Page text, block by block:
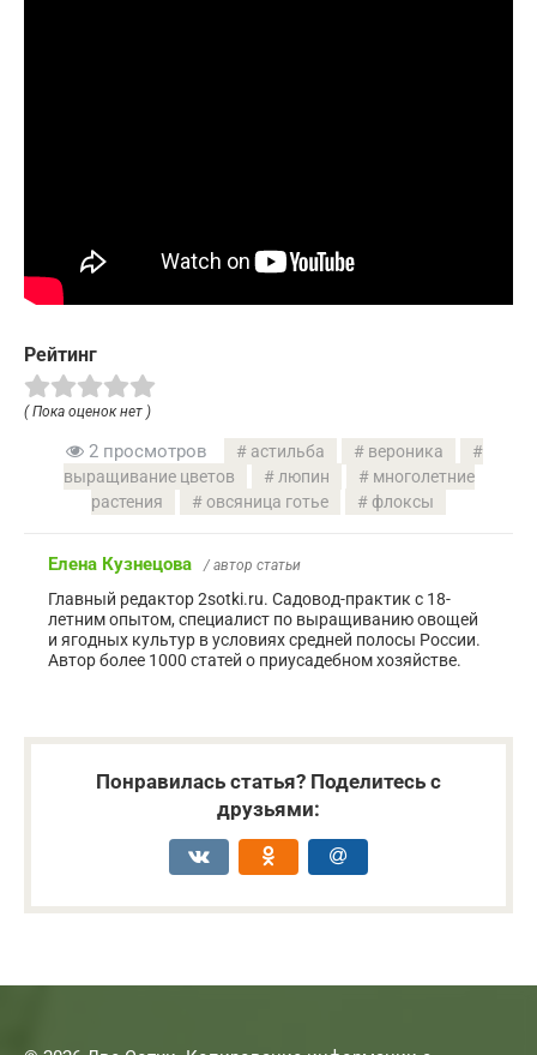
Рейтинг
( Пока оценок нет )
2 просмотров астильба
вероника
выращивание цветов
люпин
многолетние
растения
овсяница готье флоксы
Елена Кузнецова / автор статьи
Главный редактор 2sotki.ru. Садовод-практик с 18-
летним опытом, специалист по выращиванию овощей
и ягодных культур в условиях средней полосы России.
Автор более 1000 статей о приусадебном хозяйстве.
Понравилась статья? Поделитесь с
друзьями: